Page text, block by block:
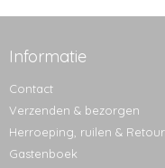
Informatie
Contact
Verzenden & bezorgen
Herroeping, ruilen &
Gastenboek